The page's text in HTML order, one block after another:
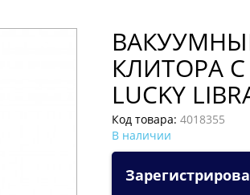
КЛИТОРА С
LUCKY
Код товара: 4018355
В наличии